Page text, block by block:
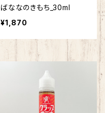
ばななのきもち_30ml
¥1,870